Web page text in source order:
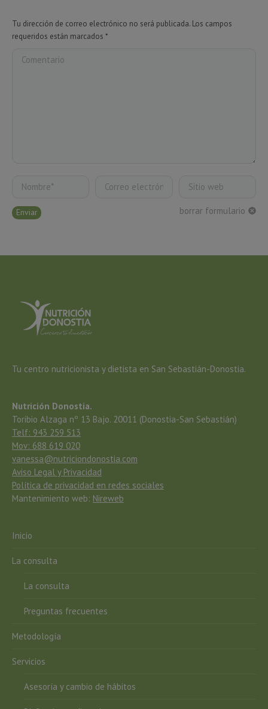
Tu dirección de correo electrónico no será publicada. Los campos
requeridos están marcados *
Comentario
Nombre * Correo electrónico * Sitio web
borrar formulario
Enviar
Tu centro nutricionista y dietista en San Sebastián-Donostia.
Nutrición Donostia.
Toribio Alzaga nº 13 Bajo. 20011 (Donostia-San Sebastián)
Telf: 943 259 513
Mov: 688 619 020
vanessa@nutriciondonostia.com
Aviso Legal y Privacidad
Política de privacidad en redes sociales
Mantenimiento web: Nireweb
Inicio
La consulta
La consulta
Preguntas frecuentes
Metodología
Servicios
Asesoría y cambio de hábitos